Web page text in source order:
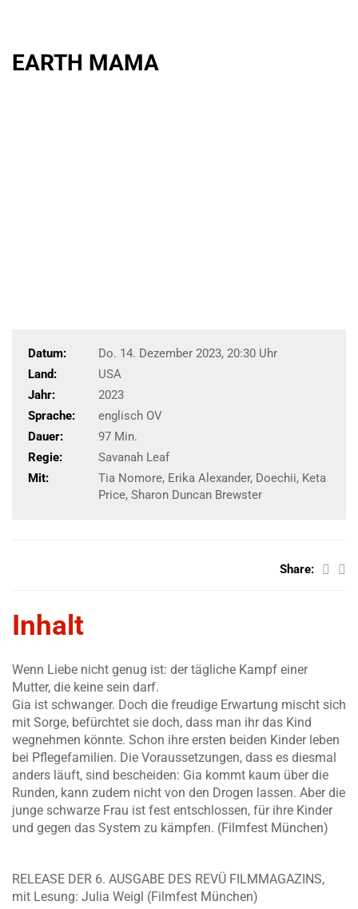
EARTH MAMA
Datum:
Do. 14. Dezember 2023, 20:30 Uhr
Land:
USA
Jahr:
2023
Sprache:
englisch OV
Dauer:
97 Min.
Regie:
Savanah Leaf
Mit:
Tia Nomore, Erika Alexander, Doechii, Keta
Price, Sharon Duncan Brewster
Share:
Inhalt
Wenn Liebe nicht genug ist: der tägliche Kampf einer
Mutter, die keine sein darf.
Gia ist schwanger. Doch die freudige Erwartung mischt sich
mit Sorge, befürchtet sie doch, dass man ihr das Kind
wegnehmen könnte. Schon ihre ersten beiden Kinder leben
bei Pflegefamilien. Die Voraussetzungen, dass es diesmal
anders läuft, sind bescheiden: Gia kommt kaum über die
Runden, kann zudem nicht von den Drogen lassen. Aber die
junge schwarze Frau ist fest entschlossen, für ihre Kinder
und gegen das System zu kämpfen. (Filmfest München)
RELEASE DER 6. AUSGABE DES REVÜ FILMMAGAZINS,
mit Lesung: Julia Weigl (Filmfest München)